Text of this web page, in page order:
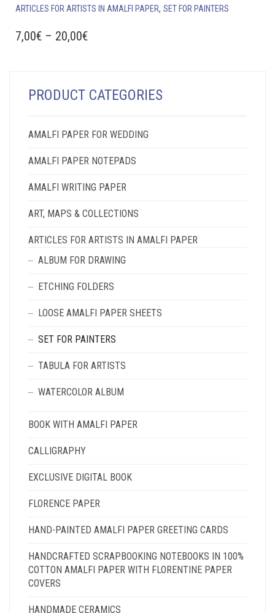
ARTICLES FOR ARTISTS IN AMALFI PAPER, SET FOR PAINTERS
7,00€ – 20,00€PRICE
THROUGH
20,00€
PRODUCT CATEGORIES
AMALFI PAPER FOR WEDDING
AMALFI PAPER NOTEPADS
AMALFI WRITING PAPER
ART, MAPS & COLLECTIONS
ARTICLES FOR ARTISTS IN AMALFI PAPER
ALBUM FOR DRAWING
ETCHING FOLDERS
LOOSE AMALFI PAPER SHEETS
SET FOR PAINTERS
TABULA FOR ARTISTS
WATERCOLOR ALBUM
BOOK WITH AMALFI PAPER
CALLIGRAPHY
EXCLUSIVE DIGITAL BOOK
FLORENCE PAPER
HAND-PAINTED AMALFI PAPER GREETING CARDS
HANDCRAFTED SCRAPBOOKING NOTEBOOKS IN 100%
COTTON AMALFI PAPER WITH FLORENTINE PAPER
COVERS
HANDMADE CERAMICS